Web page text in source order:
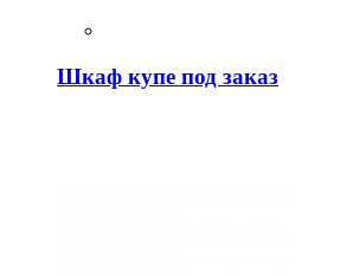
Шкаф купе под заказ